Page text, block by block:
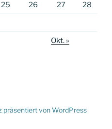
25 26 27 28
Okt. »
präsentiert von WordPress